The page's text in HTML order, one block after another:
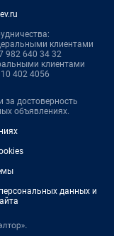
клиентами
982 640 34 32
клиентами
402 4056
за достоверность
объявлениях.
данных и